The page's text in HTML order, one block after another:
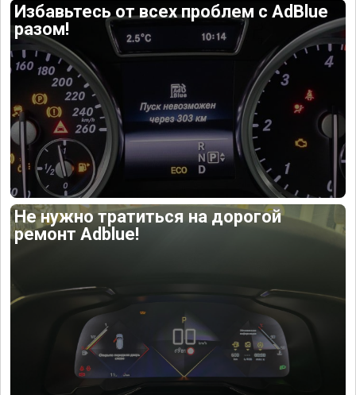
Избавьтесь от всех проблем с AdBlue
разом!
Не нужно тратиться на дорогой
ремонт Adblue!